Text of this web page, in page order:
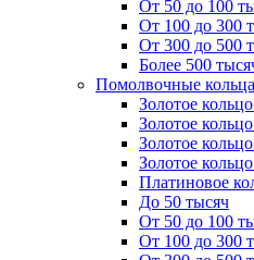
От 50 до 100
От 100 до 300
От 300 до 500
Более 500
Помолвочные кольца
Золотое
Золотое
Золотое
Золотое
Платиновое
До 50 тысяч
От 50 до 100
От 100 до 300